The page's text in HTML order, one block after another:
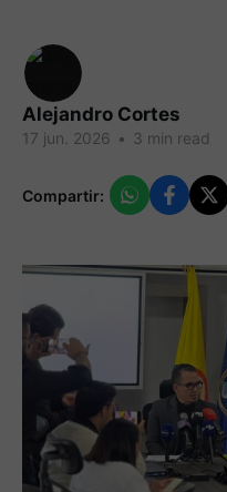
Alejandro Cortes
17 jun. 2026 • 3 min read
Compartir: